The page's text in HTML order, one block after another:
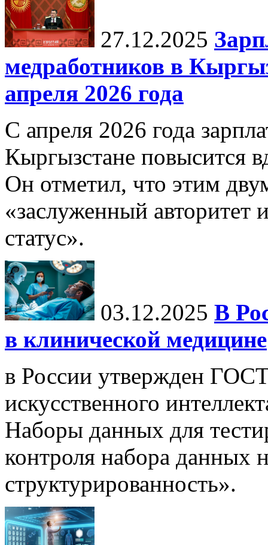
27.12.2025
медработников в
апреля 2026 года
С апреля 2026 года
Кыргызстане повысится
Он отметил, что этим
«заслуженный
статус».
03.12.2025 В
в клинической медицине
в России утвержден
искусственного
Наборы данных для
контроля набора данных
структурированность».